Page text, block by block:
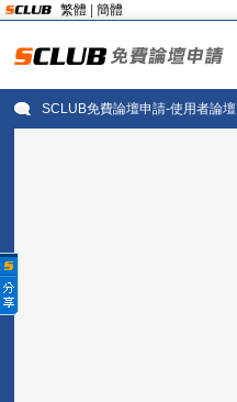
繁體 簡體
SCLUB免費論壇申請-使用者論壇